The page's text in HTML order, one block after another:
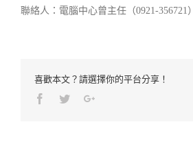
聯絡人：電腦中心曾主任（0921-356721）
喜歡本文？請選擇你的平台分享！
Facebook
TwitterGoogle+